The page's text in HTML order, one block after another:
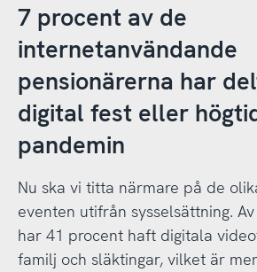
7 procent av de
internetanvändande
pensionärerna har
digital fest eller
pandemin
Nu ska vi titta närmare på de
eventen utifrån sysselsättning.
har 41 procent haft digitala
familj och släktingar, vilket är